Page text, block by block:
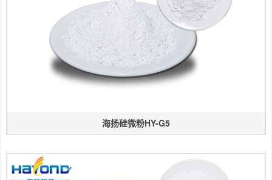
海扬硅微粉HY-G5